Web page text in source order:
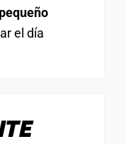
el día